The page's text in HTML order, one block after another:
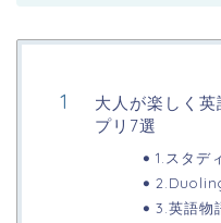
大人が楽しく
プリ7選
1.スタデ
3.英語物